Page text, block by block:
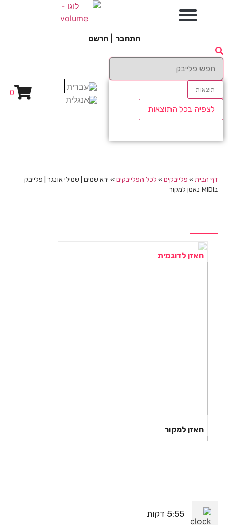
התחבר הרשם
תוצאות
לצפיה בכל התוצאות
0
דף הבית » פלייבקים» לכל הפלייבקים» ירא שמים | שמילי אונגר | פלייבק
בMIDI נאמן למקור
האזן לדוגמית
האזן למקור
5:55 דקות